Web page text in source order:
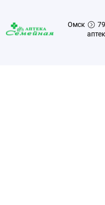
Перейти к основному
Омск
79
аптек